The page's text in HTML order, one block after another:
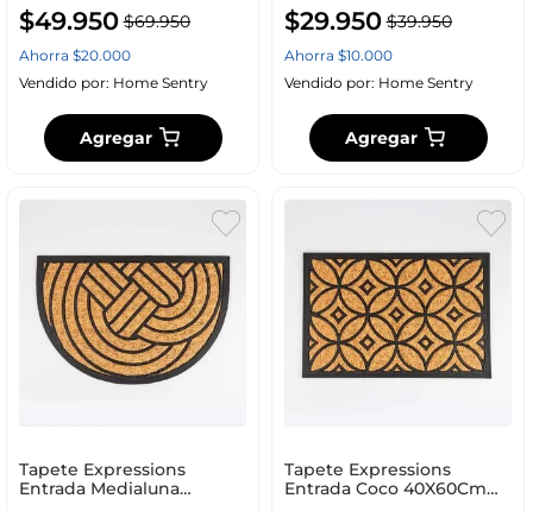
$49.950 $69.950
Ahorra $20.000
Vendido por: Home Sentry
Agregar
$29.950 $39.950
Ahorra $10.000
Vendido por: Home Sentry
Agregar
Tapete Expressions
Entrada Medialuna
Tapete Expressions
Entrada Coco 40X60Cm